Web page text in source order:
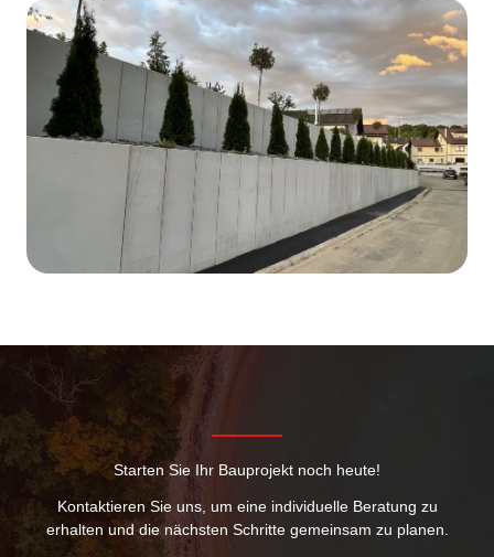
Starten Sie Ihr Bauprojekt noch heute!
Kontaktieren Sie uns, um eine individuelle Beratung zu
erhalten und die nächsten Schritte gemeinsam zu planen.